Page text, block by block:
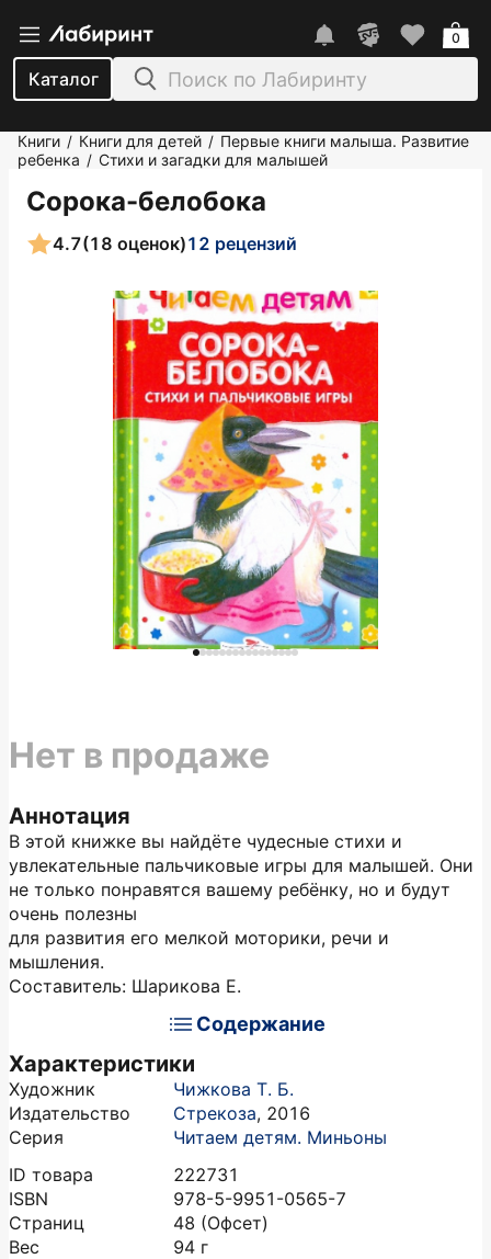
Каталог
0
Книги / Книги для детей / Первые книги малыша. Развитие
ребенка / Стихи и загадки для малышей
Сорока-белобока
4.7(18 оценок)12 рецензий
Аннотация
В этой книжке вы найдёте чудесные стихи и
увлекательные пальчиковые игры для малышей. Они
не только понравятся вашему ребёнку, но и будут
очень полезны
для развития его мелкой моторики, речи и
мышления.
Составитель: Шарикова Е.
Содержание
Характеристики
Художник
Чижкова Т. Б.
Издательство
Стрекоза, 2016
Серия
Читаем детям. Миньоны
ID товара
222731
ISBN
978-5-9951-0565-7
Страниц
48 (Офсет)
Вес
94 г
Нет в продаже